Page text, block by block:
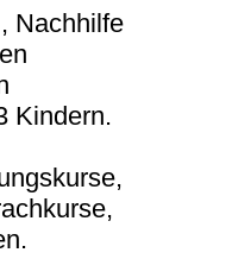
Nachhilfe
Kindern.